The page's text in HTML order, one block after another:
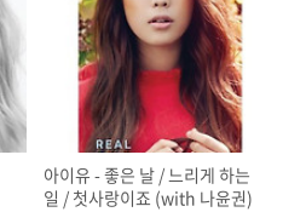
아이유 - 좋은 날 / 느리게 하는
일 / 첫사랑이죠 (with 나윤권)